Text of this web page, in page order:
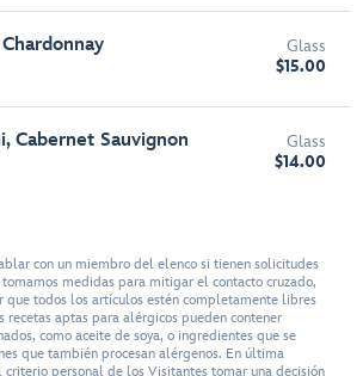
Glass
$15.00
Cabernet Sauvignon
Glass
$14.00
con un miembro del elenco si tienen solicitudes
medidas para mitigar el contacto cruzado,
que todos los artículos estén completamente libres
recetas aptas para alérgicos pueden contener
como aceite de soya, o ingredientes que se
que también procesan alérgenos. En última
criterio personal de los Visitantes tomar una decisión